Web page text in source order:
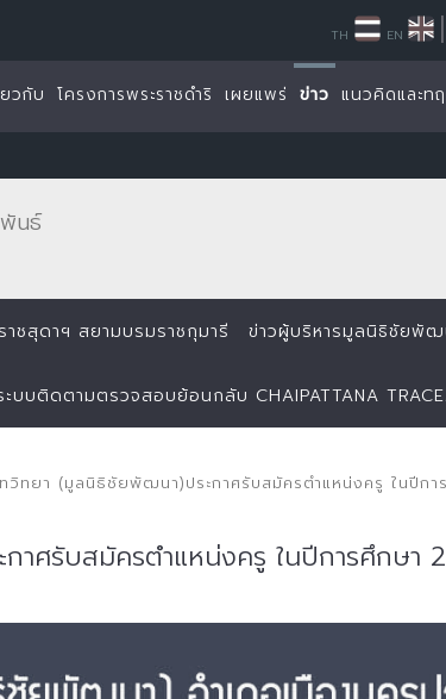
วกับ โครงการพระราชดำริ เผยแพร่ ข่าว แนวคิดและท
TH EN |
พันธ์
ชสุดาฯ สยามบรมราชกุมารี ข่าวผู้บริหารมูลนิธิชัยพัฒ
ะบบติดตามตรวจสอบย้อนกลับ CHAIPATTANA
ทวิทยา (มูลนิธิชัยพัฒนา)ประกาศรับสมัครตำแหน่งครู ในปีกา
าศรับสมัครตำแหน่งครู ในปีการศึกษา